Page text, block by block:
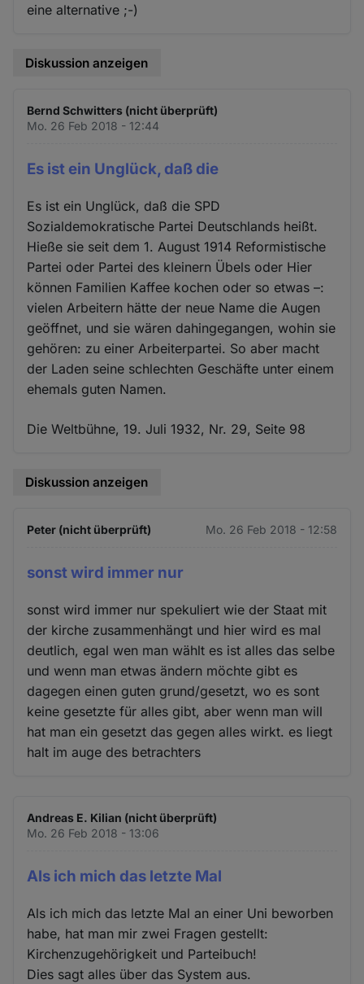
eine alternative ;-)
Diskussion anzeigen
Bernd Schwitters (nicht überprüft)
Mo. 26 Feb 2018 - 12:44
Es ist ein Unglück, daß die
Es ist ein Unglück, daß die SPD
Sozialdemokratische Partei Deutschlands heißt.
Hieße sie seit dem 1. August 1914 Reformistische
Partei oder Partei des kleinern Übels oder Hier
können Familien Kaffee kochen oder so etwas –:
vielen Arbeitern hätte der neue Name die Augen
geöffnet, und sie wären dahingegangen, wohin sie
gehören: zu einer Arbeiterpartei. So aber macht
der Laden seine schlechten Geschäfte unter einem
ehemals guten Namen.
Die Weltbühne, 19. Juli 1932, Nr. 29, Seite 98
Diskussion anzeigen
Peter (nicht überprüft) Mo. 26 Feb 2018 - 12:58
sonst wird immer nur
sonst wird immer nur spekuliert wie der Staat mit
der kirche zusammenhängt und hier wird es mal
deutlich, egal wen man wählt es ist alles das selbe
und wenn man etwas ändern möchte gibt es
dagegen einen guten grund/gesetzt, wo es sont
keine gesetzte für alles gibt, aber wenn man will
hat man ein gesetzt das gegen alles wirkt. es liegt
halt im auge des betrachters
Andreas E. Kilian (nicht überprüft)
Mo. 26 Feb 2018 - 13:06
Als ich mich das letzte Mal
Als ich mich das letzte Mal an einer Uni beworben
habe, hat man mir zwei Fragen gestellt:
Kirchenzugehörigkeit und Parteibuch!
Dies sagt alles über das System aus.